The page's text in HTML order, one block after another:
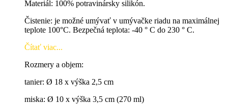
Materiál: 100% potravinársky silikón.
Čistenie: je možné umývať v umývačke riadu na maximálnej
teplote 100°C. Bezpečná teplota: -40 ° C do 230 ° C.
Čítať viac...
Rozmery a objem:
tanier: Ø 18 x výška 2,5 cm
miska: Ø 10 x výška 3,5 cm (270 ml)